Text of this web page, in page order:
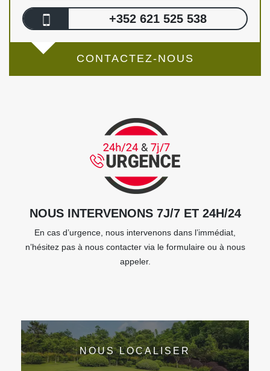
+352 621 525 538
CONTACTEZ-NOUS
NOUS INTERVENONS 7J/7 ET 24H/24
En cas d’urgence, nous intervenons dans l’immédiat,
n’hésitez pas à nous contacter via le formulaire ou à nous
appeler.
NOUS LOCALISER